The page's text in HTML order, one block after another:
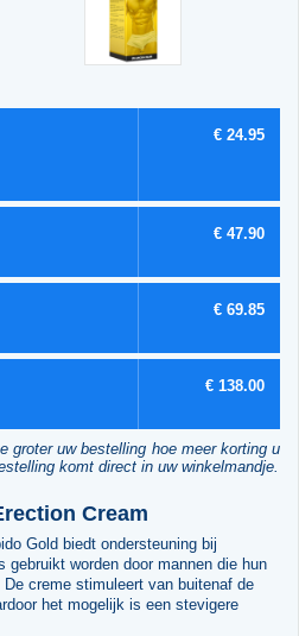
€ 24.95
€ 47.90
€ 69.85
€ 138.00
groter uw bestelling hoe meer korting u
komt direct in uw winkelmandje.
Cream
Gold biedt ondersteuning bij
gebruikt worden door mannen die hun
creme stimuleert van buitenaf de
het mogelijk is een stevigere